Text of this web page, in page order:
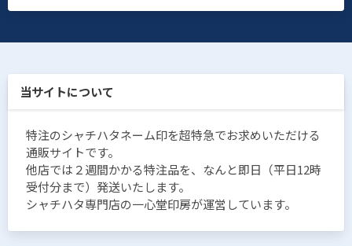
当サイトについて
特注のシャチハタネーム印を超特急でお求めいただける
通販サイトです。
他店では２週間かかる特注品を、なんと即日（平日12時
受付分まで）発送いたします。
シャチハタ専門店の一心堂印房が運営しています。